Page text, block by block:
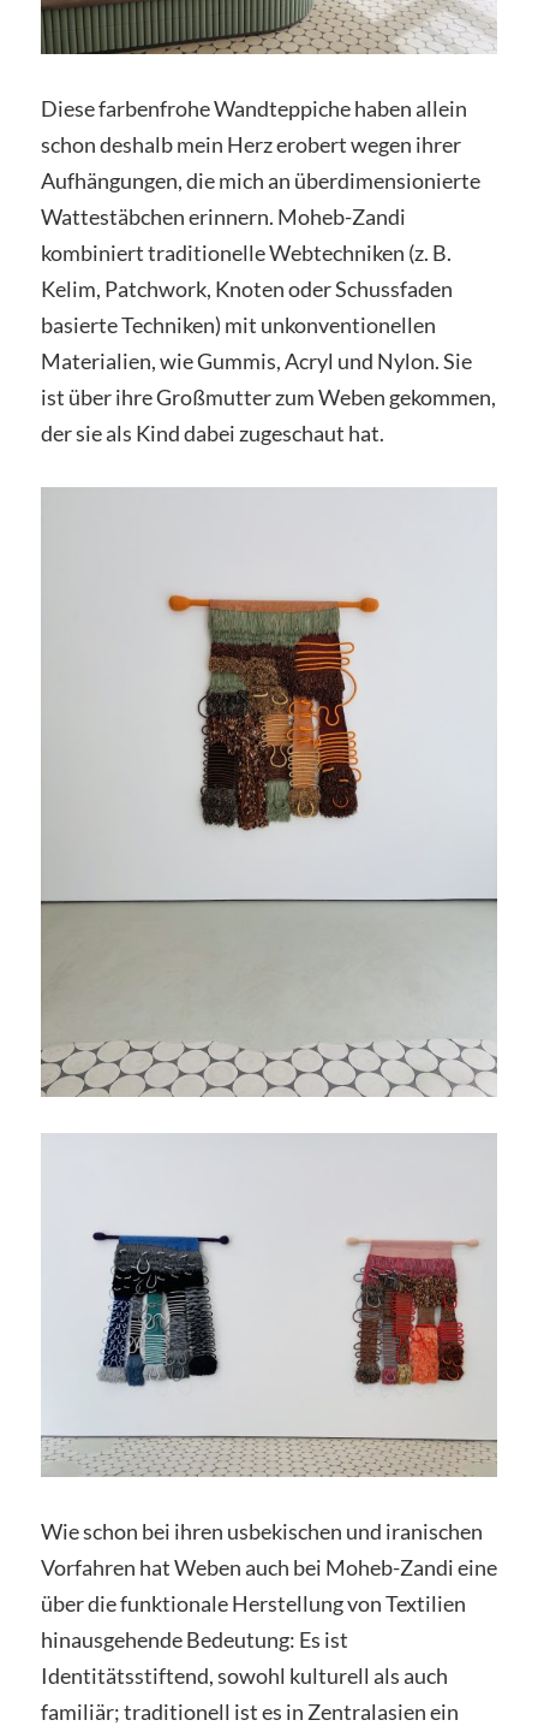
Diese farbenfrohe Wandteppiche haben allein
schon deshalb mein Herz erobert wegen ihrer
Aufhängungen, die mich an überdimensionierte
Wattestäbchen erinnern. Moheb-Zandi
kombiniert traditionelle Webtechniken (z. B.
Kelim, Patchwork, Knoten oder Schussfaden
basierte Techniken) mit unkonventionellen
Materialien, wie Gummis, Acryl und Nylon. Sie
ist über ihre Großmutter zum Weben gekommen,
der sie als Kind dabei zugeschaut hat.
Wie schon bei ihren usbekischen und iranischen
Vorfahren hat Weben auch bei Moheb-Zandi eine
über die funktionale Herstellung von Textilien
hinausgehende Bedeutung: Es ist
Identitätsstiftend, sowohl kulturell als auch
familiär; traditionell ist es in Zentralasien ein